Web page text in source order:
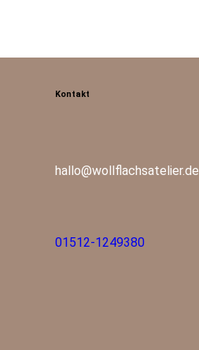
Kontakt
hallo@wollflachsatelier.de
01512-1249380